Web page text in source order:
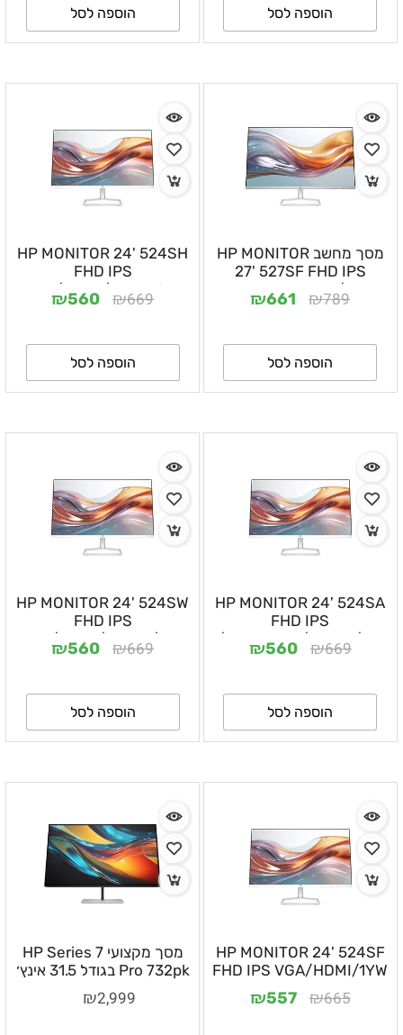
הוספה לסל הוספה לסל
מסך מחשב HP MONITOR
27' 527SF FHD IPS
VGA/HDMI - שנה אחריות
ע"י היבואן הרשמי
₪789
₪661
הוספה לסל
HP MONITOR 24' 524SH
FHD IPS
VGA/HDMI/1YW- Hige
egasment
₪669
₪560
הוספה לסל
HP MONITOR 24' 524SA
FHD IPS
VGA/HDMI/SPEAKERS/WHITE/1YW
₪669
₪560
הוספה לסל
HP MONITOR 24' 524SW
FHD IPS
VGA/HDMI/WHITE/1YW
₪669
₪560
הוספה לסל
HP MONITOR 24' 524SF
FHD IPS VGA/HDMI/1YW
₪665
₪557
מסך מקצועי HP Series 7
Pro 732pk בגודל 31.5 אינץ׳
₪2,999